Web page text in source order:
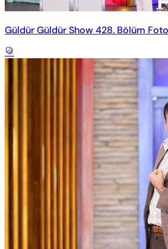
Güldür Güldür Show 428. Bölüm